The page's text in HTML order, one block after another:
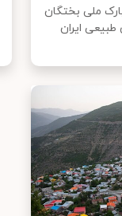
ملی بختگان
ایران